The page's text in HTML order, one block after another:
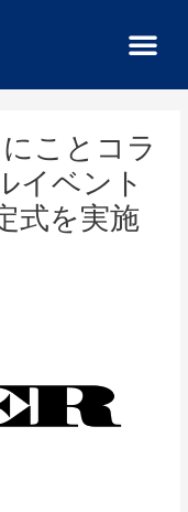
ことコラ
イベント
式を実施